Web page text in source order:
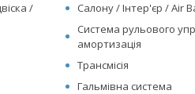
/
Салону / Інтер'єр / Air
Система рульового
амортизація
Трансмісія
Гальмівна система